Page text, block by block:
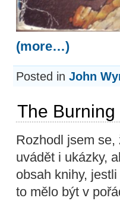
(more…)
Posted in John
The
Rozhodl jsem
uvádět i ukázky,
obsah knihy,
to mělo být v